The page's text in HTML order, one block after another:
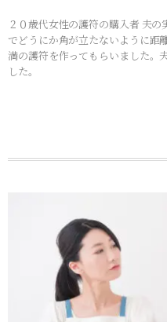
２０歳代女性の護符の購入者 夫
でどうにか角が立たないように距
満の護符を作ってもらいました。
した。